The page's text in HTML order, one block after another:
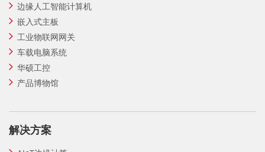
边缘人工智能计算机
嵌入式主板
工业物联网网关
车载电脑系统
华硕工控
产品博物馆
解决方案